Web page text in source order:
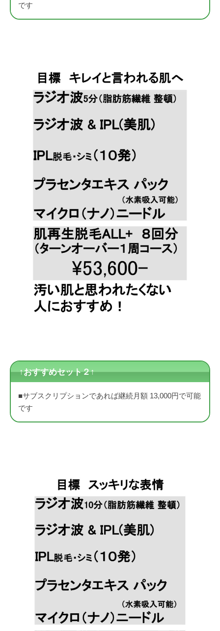
です
↑おすすめセット２↑
■サブスクリプションであれば継続月額 13,000円で可能
です